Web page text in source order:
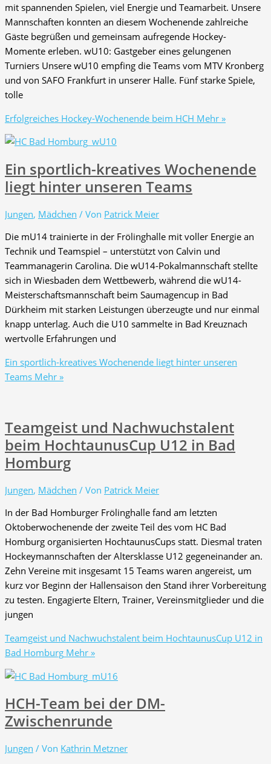
mit spannenden Spielen, viel Energie und Teamarbeit. Unsere
Mannschaften konnten an diesem Wochenende zahlreiche
Gäste begrüßen und gemeinsam aufregende Hockey-
Momente erleben. wU10: Gastgeber eines gelungenen
Turniers Unsere wU10 empfing die Teams vom MTV Kronberg
und von SAFO Frankfurt in unserer Halle. Fünf starke Spiele,
tolle
Erfolgreiches Hockey-Wochenende beim HCH Mehr »
Ein sportlich-kreatives Wochenende
liegt hinter unseren Teams
Jungen, Mädchen / Von Patrick Meier
Die mU14 trainierte in der Frölinghalle mit voller Energie an
Technik und Teamspiel – unterstützt von Calvin und
Teammanagerin Carolina. Die wU14-Pokalmannschaft stellte
sich in Wiesbaden dem Wettbewerb, während die wU14-
Meisterschaftsmannschaft beim Saumagencup in Bad
Dürkheim mit starken Leistungen überzeugte und nur einmal
knapp unterlag. Auch die U10 sammelte in Bad Kreuznach
wertvolle Erfahrungen und
Ein sportlich-kreatives Wochenende liegt hinter unseren
Teams Mehr »
Teamgeist und Nachwuchstalent
beim HochtaunusCup U12 in Bad
Homburg
Jungen, Mädchen / Von Patrick Meier
In der Bad Homburger Frölinghalle fand am letzten
Oktoberwochenende der zweite Teil des vom HC Bad
Homburg organisierten HochtaunusCups statt. Diesmal traten
Hockeymannschaften der Altersklasse U12 gegeneinander an.
Zehn Vereine mit insgesamt 15 Teams waren angereist, um
kurz vor Beginn der Hallensaison den Stand ihrer Vorbereitung
zu testen. Engagierte Eltern, Trainer, Vereinsmitglieder und die
jungen
Teamgeist und Nachwuchstalent beim HochtaunusCup U12 in
Bad Homburg Mehr »
HCH-Team bei der DM-
Zwischenrunde
Jungen / Von Kathrin Metzner